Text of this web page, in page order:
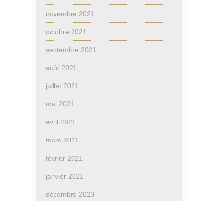
novembre 2021
octobre 2021
septembre 2021
août 2021
juillet 2021
mai 2021
avril 2021
mars 2021
février 2021
janvier 2021
décembre 2020